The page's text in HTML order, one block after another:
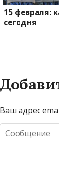
15 февраля:
сегодня
Ваш адрес